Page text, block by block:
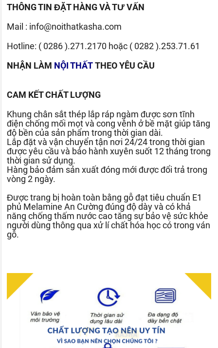
THÔNG TIN ĐẶT HÀNG VÀ TƯ VẤN
Mail : info@noithatkasha.com
Hotline: ( 0286 ).271.2170 hoặc ( 0282 ).253.71.61
NHẬN LÀM NỘI THẤTTHEO YÊU CẦU
CAM KẾT CHẤT LƯỢNG
Khung chân sắt thép lắp ráp ngàm được sơn tĩnh
điện chống mối mọt và cong vênh ở bề mặt giúp tăng
độ bền của sản phẩm trong thời gian dài.
Lắp đặt và vận chuyển tận nơi 24/24 trong thời gian
được yêu cầu và bảo hành xuyên suốt 12 tháng trong
thời gian sử dụng.
Hàng bảo đảm sản xuất đóng mới được đổi trả trong
vòng 2 ngày.
Được trang bị hoàn toàn bằng gỗ đạt tiêu chuẩn E1
phủ Melamine An Cường đúng độ dày và có khả
năng chống thấm nước cao tăng sự bảo vệ sức khỏe
người dùng thông qua xử lí chất hóa học có trong ván
gỗ.